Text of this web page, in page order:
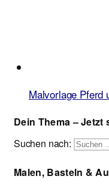
Malvorlage Pferd
Dein Thema – Jetzt
Suchen nach:
Malen, Basteln &